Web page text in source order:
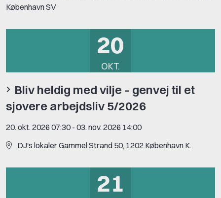
København SV
20
OKT.
Bliv heldig med vilje – genvej til et
sjovere arbejdsliv 5/2026
20. okt. 2026 07:30 - 03. nov. 2026 14:00
DJ's lokaler Gammel Strand 50, 1202 København K.
21